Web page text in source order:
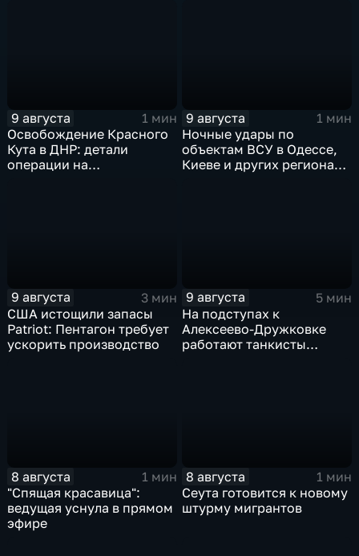
9 августа
1 мин
Освобождение Красного
Кута в ДНР: детали
операции на
9 августа
1 мин
Ночные удары по
объектам ВСУ в Одессе,
Киеве и других регионах
9 августа
3 мин
США истощили запасы
Patriot: Пентагон требует
ускорить производство
9 августа
5 мин
На подступах к
Алексеево-Дружковке
работают танкисты
8 августа
1 мин
"Спящая красавица":
ведущая уснула в прямом
эфире
8 августа
1 мин
Сеута готовится к новому
штурму мигрантов